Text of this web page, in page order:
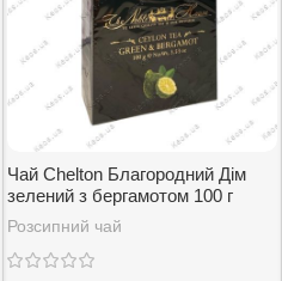
Чай Chelton Благородний Дім
зелений з бергамотом 100 г
Розсипний чай